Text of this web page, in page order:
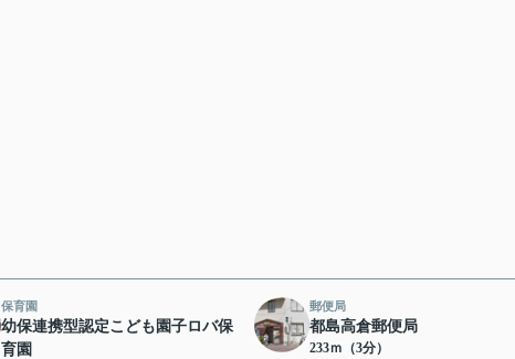
保育園
幼保連携型認定こども園子ロバ保
育園
郵便局
都島高倉郵便局
233ｍ（3分）